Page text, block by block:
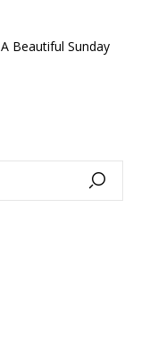
A Beautiful Sunday